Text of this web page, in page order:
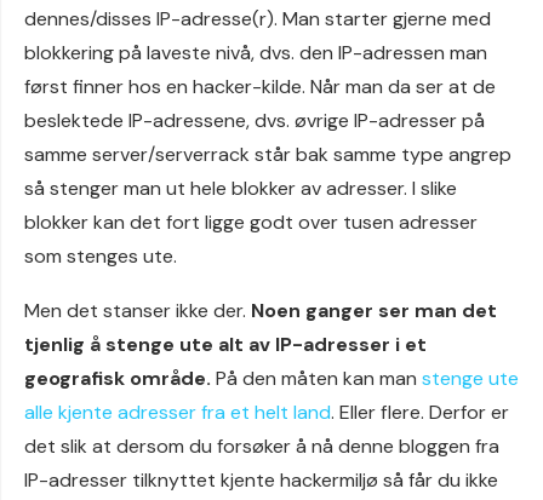
dennes/disses IP-adresse(r). Man starter gjerne med
blokkering på laveste nivå, dvs. den IP-adressen man
først finner hos en hacker-kilde. Når man da ser at de
beslektede IP-adressene, dvs. øvrige IP-adresser på
samme server/serverrack står bak samme type angrep
så stenger man ut hele blokker av adresser. I slike
blokker kan det fort ligge godt over tusen adresser
som stenges ute.
Men det stanser ikke der. Noen ganger ser man det
tjenlig å stenge ute alt av IP-adresser i et
geografisk område. På den måten kan man stenge ute
alle kjente adresser fra et helt land. Eller flere. Derfor er
det slik at dersom du forsøker å nå denne bloggen fra
IP-adresser tilknyttet kjente hackermiljø så får du ikke